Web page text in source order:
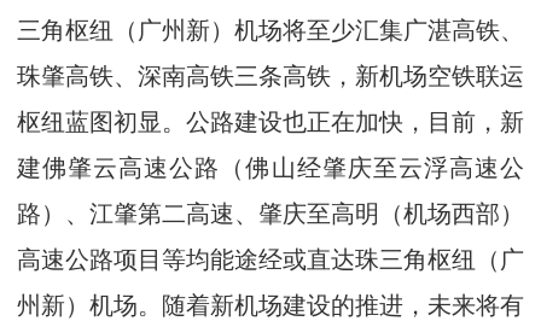
三角枢纽（广州新）机场将至少汇集广湛高铁、
珠肇高铁、深南高铁三条高铁，新机场空铁联运
枢纽蓝图初显。公路建设也正在加快，目前，新
建佛肇云高速公路（佛山经肇庆至云浮高速公
路）、江肇第二高速、肇庆至高明（机场西部）
高速公路项目等均能途经或直达珠三角枢纽（广
州新）机场。随着新机场建设的推进，未来将有